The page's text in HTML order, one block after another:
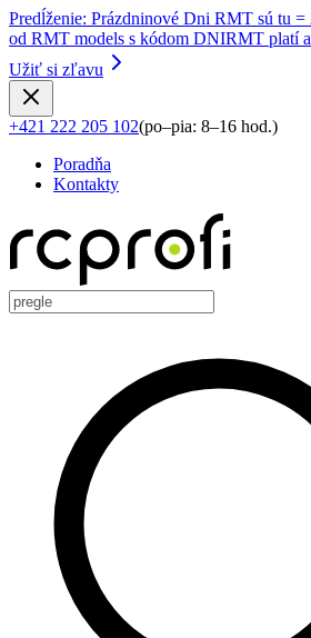
Predĺženie: Prázdninové Dni RMT sú tu
od RMT models s kódom DNIRMT platí
Užiť si zľavu
+421 222 205 102(po–pia: 8–16 hod.)
Poradňa
Kontakty